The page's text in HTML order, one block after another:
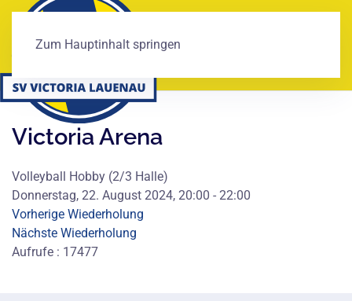
Zum Hauptinhalt springen
Victoria Arena
Volleyball Hobby (2/3 Halle)
Donnerstag, 22. August 2024, 20:00 - 22:00
Vorherige Wiederholung
Nächste Wiederholung
Aufrufe : 17477